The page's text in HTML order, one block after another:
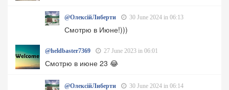
@ОлексійЛиберти 30 June 2024 in 06:13
Смотрю в Июне!)))
@heldbaster7369 27 June 2023 in 06:01
Смотрю в июне 23 😂
@ОлексійЛиберти 30 June 2024 in 06:14